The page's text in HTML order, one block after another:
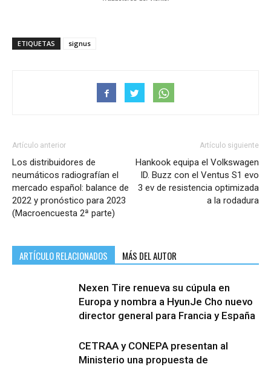
ETIQUETAS signus
Artículo anterior
Los distribuidores de
neumáticos radiografían el
mercado español: balance de
2022 y pronóstico para 2023
(Macroencuesta 2ª parte)
Artículo siguiente
Hankook equipa el Volkswagen
ID. Buzz con el Ventus S1 evo
3 ev de resistencia optimizada
a la rodadura
ARTÍCULO RELACIONADOS MÁS DEL AUTOR
Nexen Tire renueva su cúpula en
Europa y nombra a HyunJe Cho nuevo
director general para Francia y España
CETRAA y CONEPA presentan al
Ministerio una propuesta de